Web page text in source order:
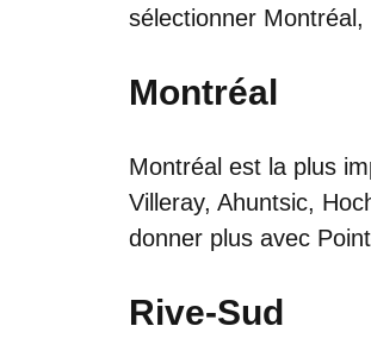
sélectionner
Montréal
Montréal est la plus
Villeray, Ahuntsic,
donner plus avec
Rive-Sud